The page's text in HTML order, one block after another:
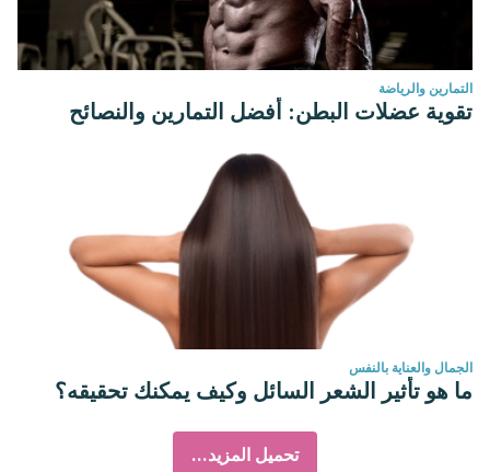
التمارين والرياضة
تقوية عضلات البطن: أفضل التمارين والنصائح
الجمال والعناية بالنفس
ما هو تأثير الشعر السائل وكيف يمكنك تحقيقه؟
تحميل المزيد...